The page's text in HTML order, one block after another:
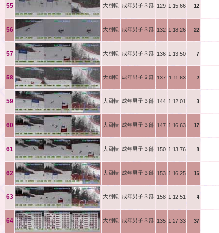
55 大回転 成年男子３部 129 1:15.66 12
56 大回転 成年男子３部 132 1:18.26 22
57 大回転 成年男子３部 136 1:13.50 7
58 大回転 成年男子３部 137 1:11.63 2
59 大回転 成年男子３部 144 1:12.01 3
60 大回転 成年男子３部 147 1:16.63 17
61 大回転 成年男子３部 150 1:13.76 8
62 大回転 成年男子３部 153 1:16.25 16
63 大回転 成年男子３部 158 1:12.51 4
64 大回転 成年男子３部 135 1:27.33 37